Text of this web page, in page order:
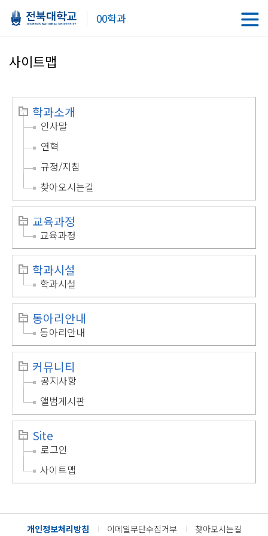
00학과
사이트맵
학과소개
인사말
연혁
규정/지침
찾아오시는길
교육과정
교육과정
학과시설
학과시설
동아리안내
동아리안내
커뮤니티
공지사항
앨범게시판
Site
로그인
사이트맵
개인정보처리방침 이메일무단수집거부 찾아오시는길